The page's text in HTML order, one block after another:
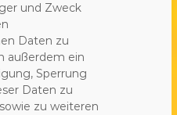
und Zweck
Daten zu
außerdem ein
Sperrung
Daten zu
zu weiteren